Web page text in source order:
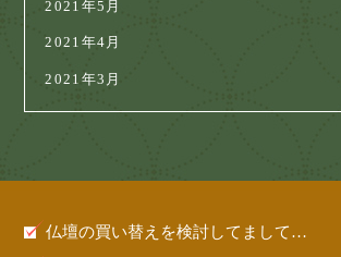
2021年5月
2021年4月
2021年3月
仏壇の買い替えを検討してまして…